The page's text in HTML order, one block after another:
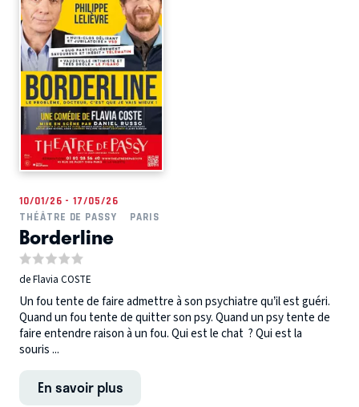
10/01/26 - 17/05/26
THÉÂTRE DE PASSY
PARIS
Borderline
de Flavia COSTE
Un fou tente de faire admettre à son psychiatre qu’il est guéri.
Quand un fou tente de quitter son psy. Quand un psy tente de
faire entendre raison à un fou. Qui est le chat ? Qui est la
souris ...
En savoir plus